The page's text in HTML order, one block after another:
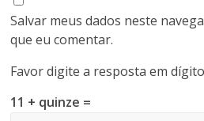
Salvar meus dados neste
que eu comentar.
Favor digite a resposta em
11 + quinze =